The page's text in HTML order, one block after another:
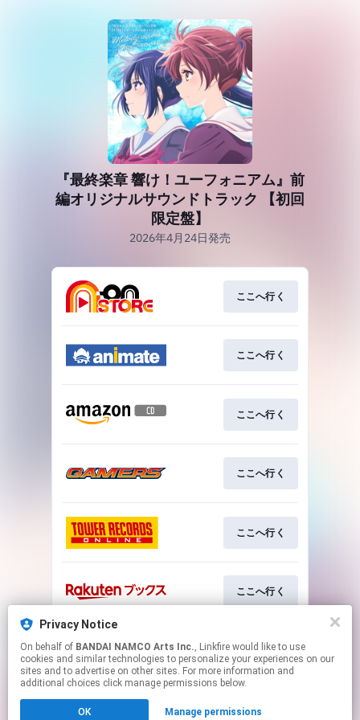
Privacy Notice
On behalf of BANDAI NAMCO Arts Inc., Linkfire would like to use
cookies and similar technologies to personalize your experiences on our
sites and to advertise on other sites. For more information and
additional choices click manage permissions below.
OK Manage permissions
『最終楽章 響け！ユーフォニアム』前
編オリジナルサウンドトラック 【初回
限定盤】
2026年4月24日発売
ここへ行く
ここへ行く
ここへ行く
ここへ行く
ここへ行く
ここへ行く
ここへ行く